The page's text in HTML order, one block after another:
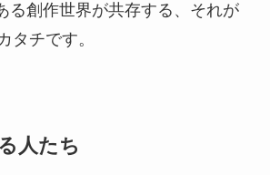
る創作世界が共存する、それが
タチです。
人たち